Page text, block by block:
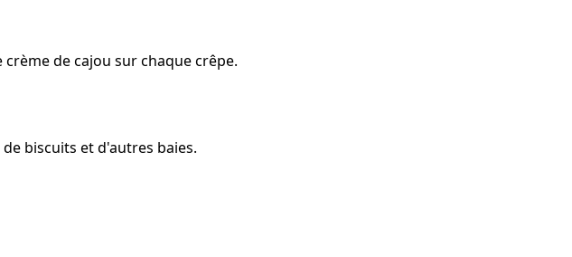
de cajou sur chaque crêpe.
biscuits et d'autres baies.